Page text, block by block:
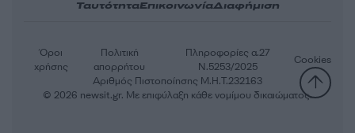
ΤαυτότηταΕπικοινωνίαΔιαφήμιση
Αριθμός Πιστοποίησης Μ.Η.Τ.232163
Όροι
χρήσης
Πολιτική
απορρήτου
Πληροφορίες α.27
Ν.5253/2025
Cookies
© 2026 newsit.gr. Με επιφύλαξη κάθε νομίμου δικαιώματος.